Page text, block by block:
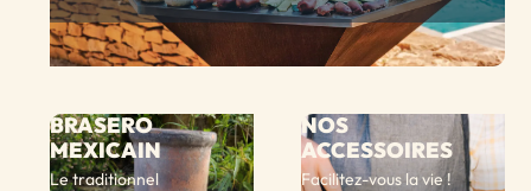
BRASERO
MEXICAIN
Le traditionnel
NOS
ACCESSOIRES
Facilitez-vous la vie !